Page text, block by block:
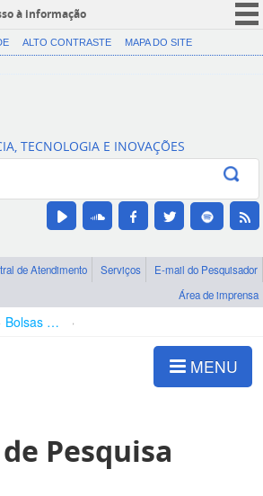
à informação
CORONAVÍRUS (COVID-19)
Canais
ALTO CONTRASTE MAPA DO SITE
TECNOLOGIA E INOVAÇÕES
de Atendimento Serviços
E-mail do Pesquisador
Área de imprensa
Bolsas e Auxílios Vigentes
MENU
Pesquisa